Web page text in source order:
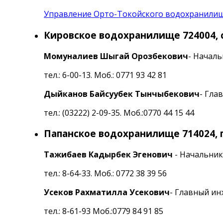
Управление Орто-Токойского
Кировское водохранилище 724004,
Момуналиев Шыгай Орозбекович-
тел.: 6-00-13. Моб.: 0771 93 42 81
Дыйканов Байсуубек Тынчыбекович-
тел.: (03222) 2-09-35. Моб.:0770 44 15 44
Папанское водохранилище 714024,
Тажибаев Кадырбек Эгенович - Начальник
тел.: 8-64-33. Моб.: 0772 38 39 56
Усеков Рахматилла Усекович- Главный
тел.: 8-61-93 Моб.:0779 84 91 85